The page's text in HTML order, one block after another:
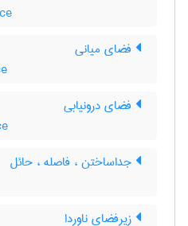
فضای میانی
فضای درونیابی
جداساختن ، فاصله ، حائل
زیرفضای ناوردا